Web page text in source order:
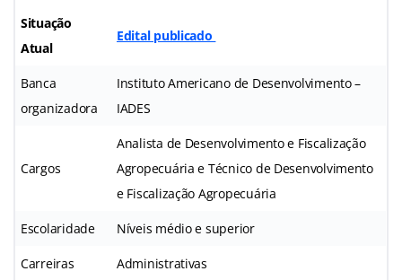
Situação
Atual
Edital publicado
Banca
organizadora
Instituto Americano de Desenvolvimento –
IADES
Cargos
Analista de Desenvolvimento e Fiscalização
Agropecuária e Técnico de Desenvolvimento
e Fiscalização Agropecuária
Escolaridade Níveis médio e superior
Carreiras Administrativas